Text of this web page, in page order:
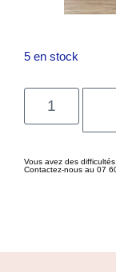
5 en stock
Vous avez des
Contactez-nous au 07